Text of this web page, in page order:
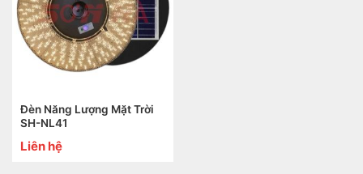
Đèn Năng Lượng Mặt Trời
SH-NL41
Liên hệ